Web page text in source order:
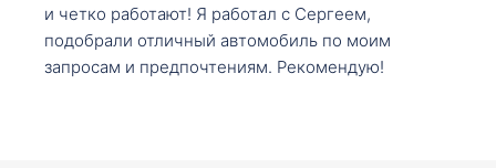
и четко работают! Я работал с Сергеем,
подобрали отличный автомобиль по моим
запросам и предпочтениям. Рекомендую!